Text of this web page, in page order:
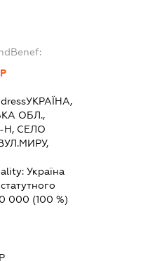
УКРАЇНА,
ОБЛ.,
Н, СЕЛО
Україна
000 (100 %)